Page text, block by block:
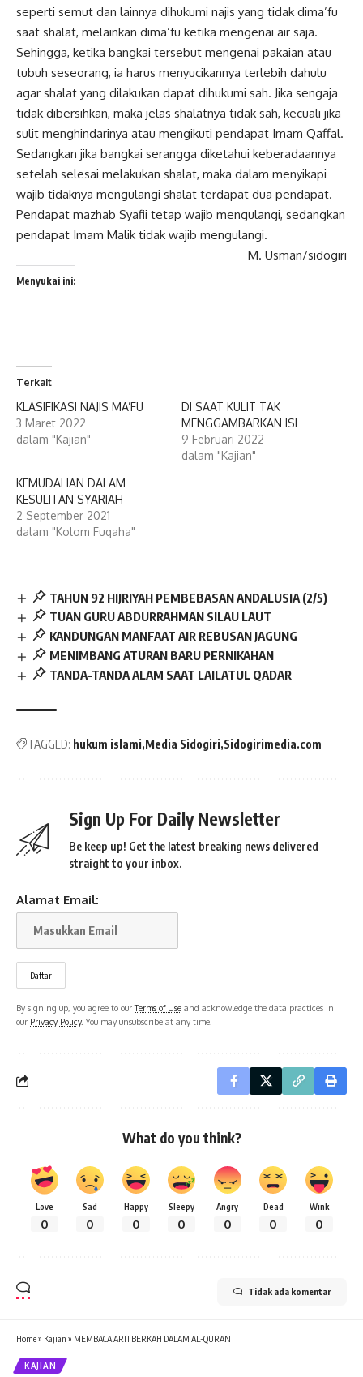
seperti semut dan lainnya dihukumi najis yang tidak dima’fu
saat shalat, melainkan dima’fu ketika mengenai air saja.
Sehingga, ketika bangkai tersebut mengenai pakaian atau
tubuh seseorang, ia harus menyucikannya terlebih dahulu
agar shalat yang dilakukan dapat dihukumi sah. Jika sengaja
tidak dibersihkan, maka jelas shalatnya tidak sah, kecuali jika
sulit menghindarinya atau mengikuti pendapat Imam Qaffal.
Sedangkan jika bangkai serangga diketahui keberadaannya
setelah selesai melakukan shalat, maka dalam menyikapi
wajib tidaknya mengulangi shalat terdapat dua pendapat.
Pendapat mazhab Syafii tetap wajib mengulangi, sedangkan
pendapat Imam Malik tidak wajib mengulangi.
M. Usman/sidogiri
Menyukai ini:
Terkait
KLASIFIKASI NAJIS MA’FU
3 Maret 2022
dalam "Kajian"
DI SAAT KULIT TAK
MENGGAMBARKAN ISI
9 Februari 2022
dalam "Kajian"
KEMUDAHAN DALAM
KESULITAN SYARIAH
2 September 2021
dalam "Kolom Fuqaha"
TAHUN 92 HIJRIYAH PEMBEBASAN ANDALUSIA (2/5)
TUAN GURU ABDURRAHMAN SILAU LAUT
KANDUNGAN MANFAAT AIR REBUSAN JAGUNG
MENIMBANG ATURAN BARU PERNIKAHAN
TANDA-TANDA ALAM SAAT LAILATUL QADAR
TAGGED: hukum islami Media Sidogiri Sidogirimedia.com
Sign Up For Daily Newsletter
Be keep up! Get the latest breaking news delivered
straight to your inbox.
Alamat Email:
By signing up, you agree to ourTerms of Use and acknowledge the data practices in
our Privacy Policy. You may unsubscribe at any time.
What do you think?
Love
0
Sad
0
Happy
0
Sleepy
0
Angry
0
Dead
0
Wink
0
Tidak ada komentar
Home» Kajian » MEMBACA ARTI BERKAH DALAM AL-QURAN
KAJIAN